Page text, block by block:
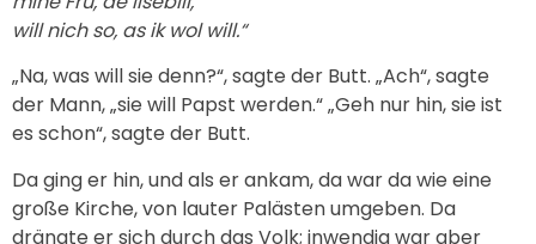
will nich so, as ik wol will.“
„Na, was will sie denn?“, sagte der Butt. „Ach“, sagte
der Mann, „sie will Papst werden.“ „Geh nur hin, sie ist
es schon“, sagte der Butt.
Da ging er hin, und als er ankam, da war da wie eine
große Kirche, von lauter Palästen umgeben. Da
drängte er sich durch das Volk; inwendig war aber